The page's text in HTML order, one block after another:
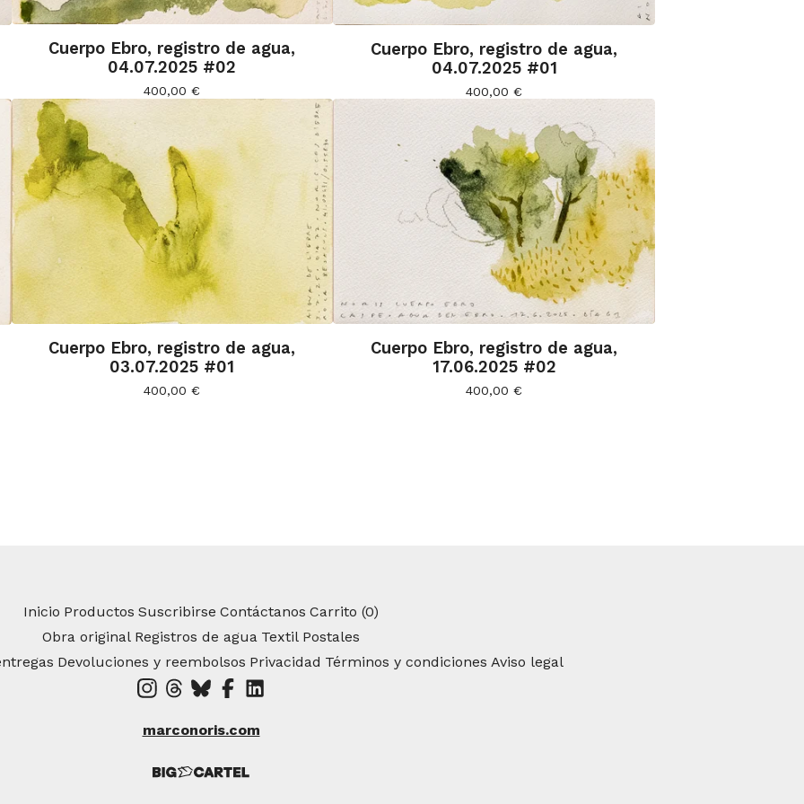
Cuerpo Ebro, registro de agua,
04.07.2025 #02
400,00€
Cuerpo Ebro, registro de agua,
04.07.2025 #01
400,00€
Cuerpo Ebro, registro de agua,
03.07.2025 #01
400,00€
Cuerpo Ebro, registro de agua,
17.06.2025 #02
400,00€
Inicio Productos Suscribirse Contáctanos Carrito (0)
Obra original Registros de agua Textil Postales
Devoluciones y reembolsos Privacidad Términos y condiciones Aviso legal
marconoris.com